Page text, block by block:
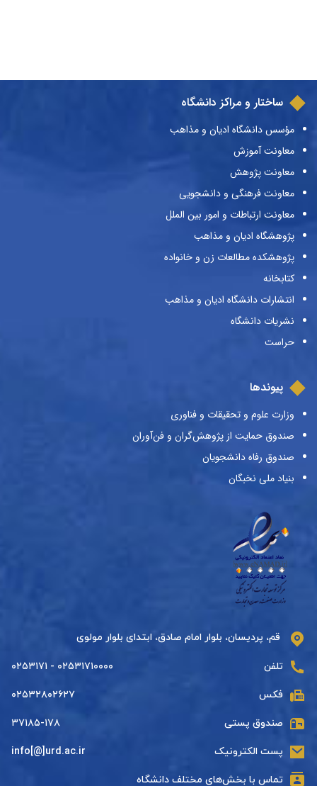
ساختار و مراکز دانشگاه
مؤسس دانشگاه ادیان و مذاهب
معاونت آموزش
معاونت پژوهش
معاونت فرهنگی و دانشجویی
معاونت ارتباطات و امور بین الملل
پژوهشگاه ادیان و مذاهب
پژوهشکده مطالعات زن و خانواده
کتابخانه
انتشارات دانشگاه ادیان و مذاهب
نشریات دانشگاه
حراست
پیوندها
وزارت علوم و تحقیقات و فناوری
صندوق حمایت از پژوهش‌گران و فن‌آوران
صندوق رفاه دانشجویان
بنیاد ملی نخبگان
قم، پردیسان، بلوار امام صادق، ابتدای بلوار مولوی
تلفن ۰۲۵۳۱۷۱۰۰۰۰ - ۰۲۵۳۱۷۱
فکس ۰۲۵۳۲۸۰۲۶۲۷
صندوق پستی ۳۷۱۸۵-۱۷۸
پست الکترونیک info[@]urd.ac.ir
تماس با بخش‌های مختلف دانشگاه